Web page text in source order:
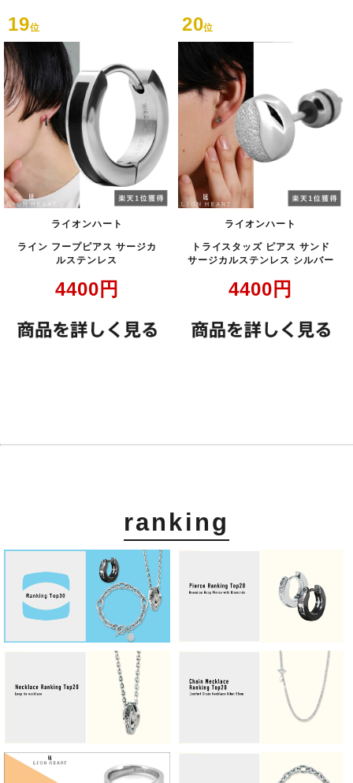
ライオンハート
ライン フープピアス サージカ
ルステンレス
4400 円
19位
ライオンハート
トライスタッズ ピアス サンド
サージカルステンレス シルバー
4400 円
20位